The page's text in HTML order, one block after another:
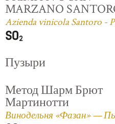
MARZANO
Azienda vinicola Santoro -
Пузыри
Метод Шарм Брют
Мартинотти
Винодельня «Фазан» —